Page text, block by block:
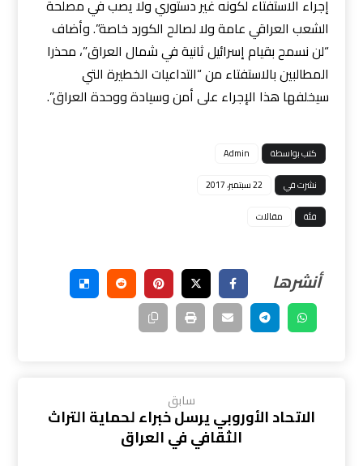
إجراء الاستفتاء لكونه غير دستوري ولا يصب في مصلحة
الشعب العراقي عامة ولا لصالح الكورد خاصة”. وأضاف
“لن نسمح بقيام إسرائيل ثانية في شمال العراق”، محذرا
المطالبين بالاستفتاء من “التداعيات الخطيرة التي
سيخلفها هذا الإجراء على أمن وسيادة ووحدة العراق”.
كتب بواسطة
Admin
نشرت في
22 سبتمبر، 2017
فئة
مقالات
سابق
الاتحاد الأوروبي يرسل خبراء لحماية التراث
الثقافي في العراق